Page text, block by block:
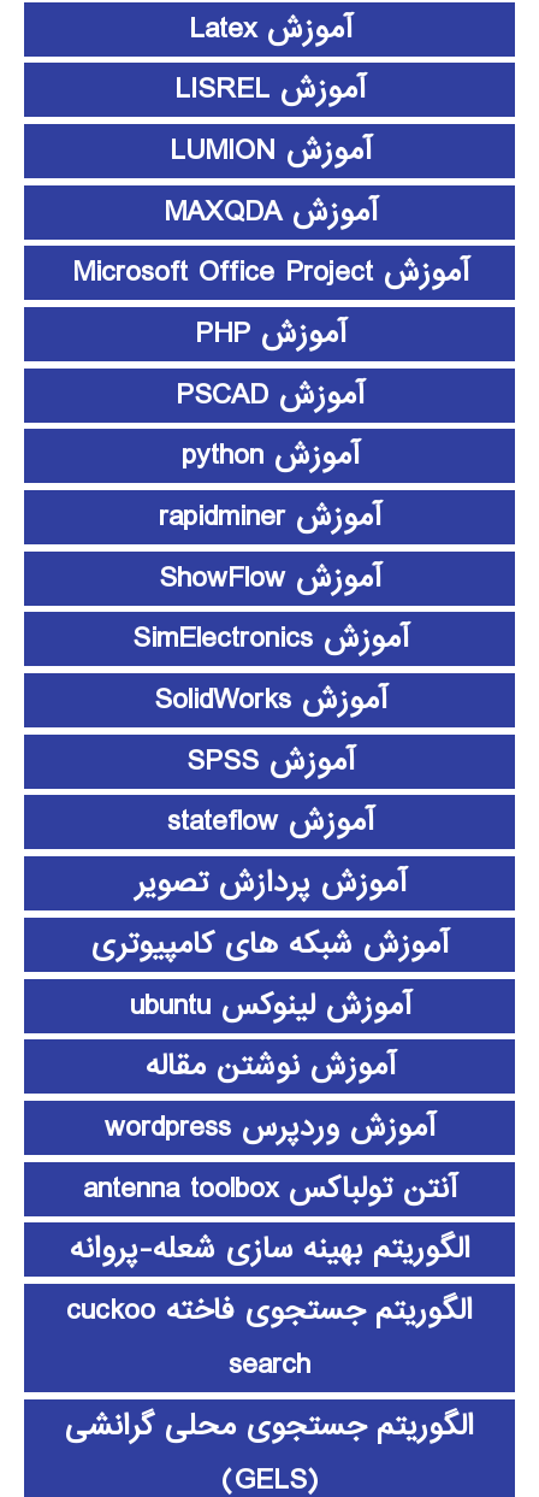
آموزش Latex
آموزش LISREL
آموزش LUMION
آموزش MAXQDA
آموزش Microsoft Office Project
آموزش PHP
آموزش PSCAD
آموزش python
آموزش rapidminer
آموزش ShowFlow
آموزش SimElectronics
آموزش SolidWorks
آموزش SPSS
آموزش stateflow
آموزش پردازش تصویر
آموزش شبکه های کامپیوتری
آموزش لینوکس ubuntu
آموزش نوشتن مقاله
آموزش وردپرس wordpress
آنتن تولباکس antenna toolbox
الگوریتم بهینه سازی شعله-پروانه
الگوریتم جستجوی فاخته cuckoo
search
الگوریتم جستجوی محلی گرانشی
(GELS)